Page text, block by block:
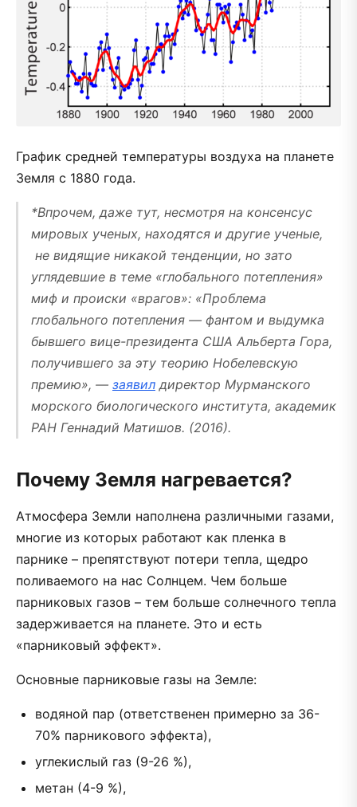
График средней температуры воздуха на планете
Земля с 1880 года.
*Впрочем, даже тут, несмотря на консенсус
мировых ученых, находятся и другие ученые,
не видящие никакой тенденции, но зато
углядевшие в теме «глобального потепления»
миф и происки «врагов»: «Проблема
глобального потепления — фантом и выдумка
бывшего вице-президента США Альберта Гора,
получившего за эту теорию Нобелевскую
премию», — заявил директор Мурманского
морского биологического института, академик
РАН Геннадий Матишов. (2016).
Почему Земля нагревается?
Атмосфера Земли наполнена различными газами,
многие из которых работают как пленка в
парнике – препятствуют потери тепла, щедро
поливаемого на нас Солнцем. Чем больше
парниковых газов – тем больше солнечного тепла
задерживается на планете. Это и есть
«парниковый эффект».
Основные парниковые газы на Земле:
водяной пар (ответственен примерно за 36-
70% парникового эффекта),
углекислый газ (9-26 %),
метан (4-9 %),